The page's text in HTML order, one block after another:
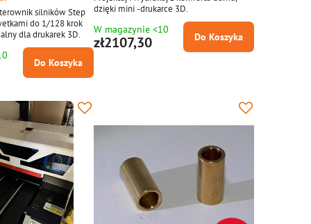
silników Step
do 1/128 krok
dla drukarek 3D.
Do Koszyka
dzięki mini -drukarce 3D.
W magazynie <10
zł2107,30 Do Koszyka